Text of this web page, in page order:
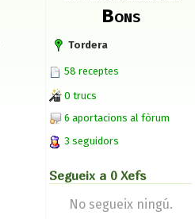
Bons
Tordera
58 receptes
0 trucs
6 aportacions al fòrum
3 seguidors
Segueix a 0 Xefs
No segueix ningú.